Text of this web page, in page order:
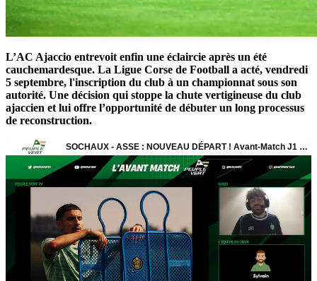
L’AC Ajaccio entrevoit enfin une éclaircie après un été
cauchemardesque. La Ligue Corse de Football a acté, vendredi
5 septembre, l'inscription du club à un championnat sous son
autorité. Une décision qui stoppe la chute vertigineuse du club
ajaccien et lui offre l’opportunité de débuter un long processus
de reconstruction.